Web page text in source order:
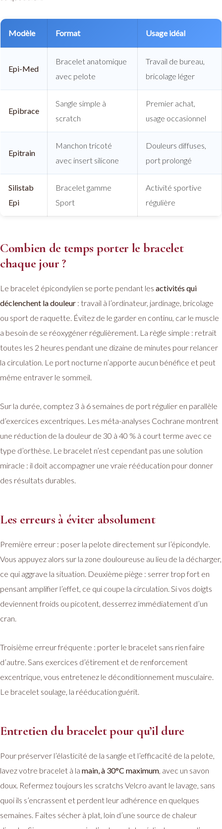
Modèle Format Usage idéal
Epi-Med
Bracelet anatomique
avec pelote
Travail de bureau,
bricolage léger
Epibrace
Sangle simple à
scratch
Premier achat,
usage occasionnel
Epitrain
Manchon tricoté
avec insert silicone
Douleurs diffuses,
port prolongé
Silistab
Epi
Bracelet gamme
Sport
Activité sportive
régulière
Combien de temps porter le bracelet
chaque jour ?
Le bracelet épicondylien se porte pendant les activités qui
déclenchent la douleur : travail à l’ordinateur, jardinage, bricolage
ou sport de raquette. Évitez de le garder en continu, car le muscle
a besoin de se réoxygéner régulièrement. La règle simple : retrait
toutes les 2 heures pendant une dizaine de minutes pour relancer
la circulation. Le port nocturne n’apporte aucun bénéfice et peut
même entraver le sommeil.
Sur la durée, comptez 3 à 6 semaines de port régulier en parallèle
d’exercices excentriques. Les méta-analyses Cochrane montrent
une réduction de la douleur de 30 à 40 % à court terme avec ce
type d’orthèse. Le bracelet n’est cependant pas une solution
miracle : il doit accompagner une vraie rééducation pour donner
des résultats durables.
Les erreurs à éviter absolument
Première erreur : poser la pelote directement sur l’épicondyle.
Vous appuyez alors sur la zone douloureuse au lieu de la décharger,
ce qui aggrave la situation. Deuxième piège : serrer trop fort en
pensant amplifier l’effet, ce qui coupe la circulation. Si vos doigts
deviennent froids ou picotent, desserrez immédiatement d’un
cran.
Troisième erreur fréquente : porter le bracelet sans rien faire
d’autre. Sans exercices d’étirement et de renforcement
excentrique, vous entretenez le déconditionnement musculaire.
Le bracelet soulage, la rééducation guérit.
Entretien du bracelet pour qu’il dure
Pour préserver l’élasticité de la sangle et l’efficacité de la pelote,
lavez votre bracelet à la main, à 30°C maximum , avec un savon
doux. Refermez toujours les scratchs Velcro avant le lavage, sans
quoi ils s’encrassent et perdent leur adhérence en quelques
semaines. Faites sécher à plat, loin d’une source de chaleur